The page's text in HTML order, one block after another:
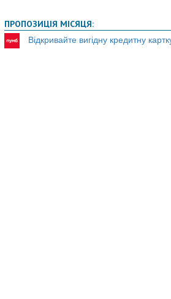
записів
ПРОПОЗИЦІЯ МІСЯЦЯ:
Відкривайте вигідну кредитну